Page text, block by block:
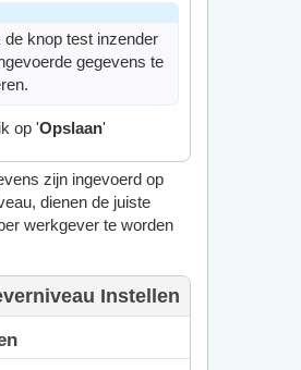
de knop test inzender
gegevens te
op 'Opslaan'
zijn ingevoerd op
dienen de juiste
werkgever te worden
Instellen